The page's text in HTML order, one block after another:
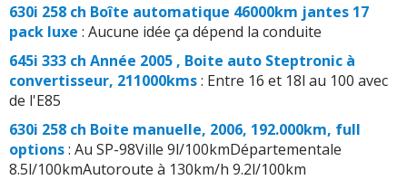
630i 258 ch Boîte automatique 46000km jantes 17
pack luxe : Aucune idée ça dépend la conduite
645i 333 ch Année 2005 , Boite auto Steptronic à
convertisseur, 211000kms: Entre 16 et 18l au 100 avec
de l'E85
630i 258 ch Boite manuelle, 2006, 192.000km, full
options: Au SP-98Ville 9l/100kmDépartementale
8.5l/100kmAutoroute à 130km/h 9.2l/100km